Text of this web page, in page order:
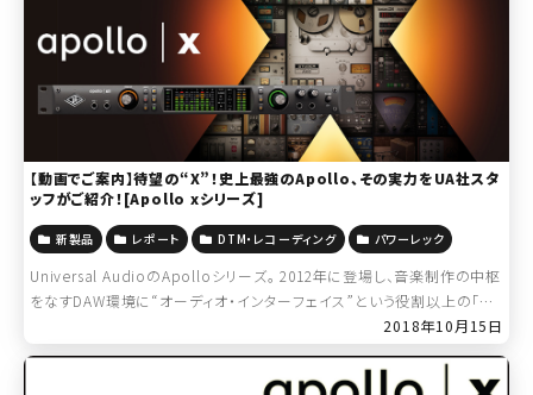
【動画でご案内】待望の“X”！史上最強のApollo、その実力をUA社スタ
ッフがご紹介！[Apollo xシリーズ]
新製品 レポート DTM・レコーディング パワーレック
Universal AudioのApolloシリーズ。 2012年に登場し、音楽制作の中枢
をなすDAW環境に“オーディオ・インターフェイス”という役割以上の「ス
タジオ・システム」を提供する事で、現在のシーンにその絶対的な […]
2018年10月15日